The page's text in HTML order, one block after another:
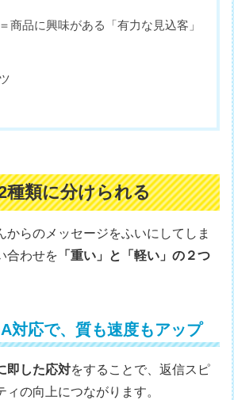
商品に興味がある「有力な見込客」
種類に分けられる
からのメッセージをふいにしてしま
合わせを 「重い」と「軽い」の２つ
対応で、質も速度もアップ
即した応対をすることで、返信スピ
ィの向上につながります。